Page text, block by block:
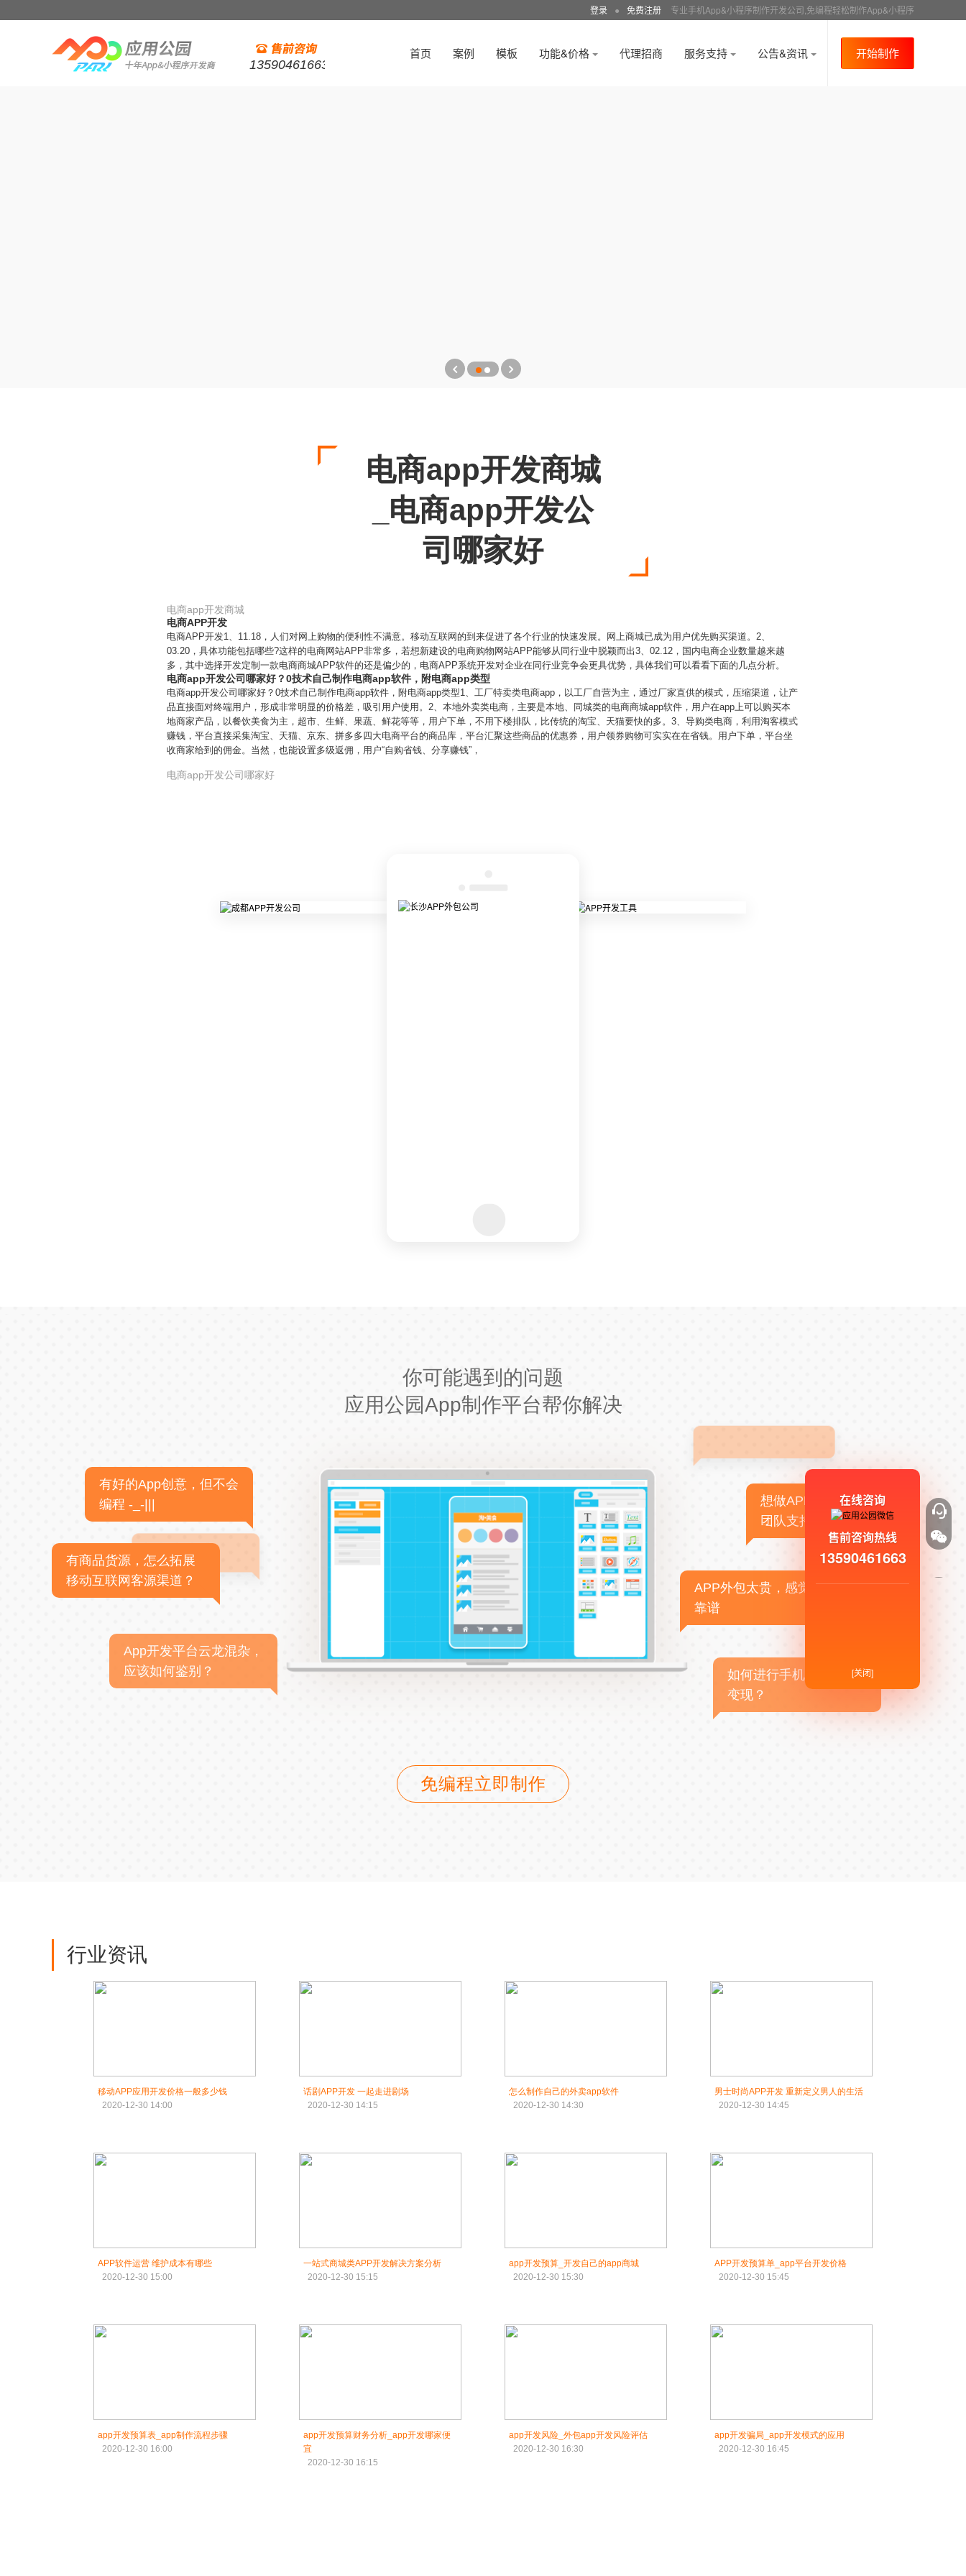
登录 ● 免费注册 专业手机App&小程序制作开发公司,免编程轻松制作App&小程序
13590461663
首页 案例 模板 功能&价格 代理招商 服务支持 公告&资讯 开始制作
电商app开发商城
_电商app开发公
司哪家好
电商app开发商城
电商APP开发
电商APP开发1、11.18，人们对网上购物的便利性不满意。移动互联网的到来促进了各个行业的快速发展。网上商城已成为用户优先购买渠道。2、
03.20，具体功能包括哪些?这样的电商网站APP非常多，若想新建设的电商购物网站APP能够从同行业中脱颖而出3、02.12，国内电商企业数量越来越
多，其中选择开发定制一款电商商城APP软件的还是偏少的，电商APP系统开发对企业在同行业竞争会更具优势，具体我们可以看看下面的几点分析。
电商app开发公司哪家好？0技术自己制作电商app软件，附电商app类型
电商app开发公司哪家好？0技术自己制作电商app软件，附电商app类型1、工厂特卖类电商app，以工厂自营为主，通过厂家直供的模式，压缩渠道，让产
品直接面对终端用户，形成非常明显的价格差，吸引用户使用。2、本地外卖类电商，主要是本地、同城类的电商商城app软件，用户在app上可以购买本
地商家产品，以餐饮美食为主，超市、生鲜、果蔬、鲜花等等，用户下单，不用下楼排队，比传统的淘宝、天猫要快的多。3、导购类电商，利用淘客模式
赚钱，平台直接采集淘宝、天猫、京东、拼多多四大电商平台的商品库，平台汇聚这些商品的优惠券，用户领券购物可实实在在省钱。用户下单，平台坐
收商家给到的佣金。当然，也能设置多级返佣，用户“自购省钱、分享赚钱”，
电商app开发公司哪家好
你可能遇到的问题
应用公园App制作平台帮你解决
有好的App创意，但不会
编程 -_-|||
有商品货源，怎么拓展
移动互联网客源渠道？
App开发平台云龙混杂，
应该如何鉴别？
想做APP，但没有技术
团队支持
APP外包太贵，感觉不
靠谱
如何进行手机APP商业
变现？
免编程立即制作
行业资讯
移动APP应用开发价格一般多少钱
2020-12-30 14:00
话剧APP开发 一起走进剧场
2020-12-30 14:15
怎么制作自己的外卖app软件
2020-12-30 14:30
男士时尚APP开发 重新定义男人的生活
2020-12-30 14:45
APP软件运营 维护成本有哪些
2020-12-30 15:00
一站式商城类APP开发解决方案分析
2020-12-30 15:15
app开发预算_开发自己的app商城
2020-12-30 15:30
APP开发预算单_app平台开发价格
2020-12-30 15:45
app开发预算表_app制作流程步骤
2020-12-30 16:00
app开发预算财务分析_app开发哪家便
宜
2020-12-30 16:15
app开发风险_外包app开发风险评估
2020-12-30 16:30
app开发骗局_app开发模式的应用
2020-12-30 16:45
在线咨询
售前咨询热线
13590461663
[关闭]